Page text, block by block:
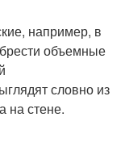
например, в
объемные
словно из
на стене.